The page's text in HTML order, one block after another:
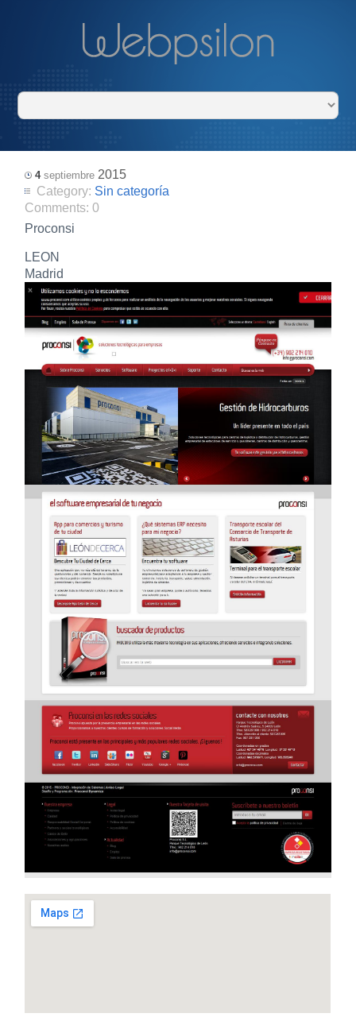
4 septiembre 2015
Category: Sin categoría
Comments:0
Proconsi
LEON
Madrid